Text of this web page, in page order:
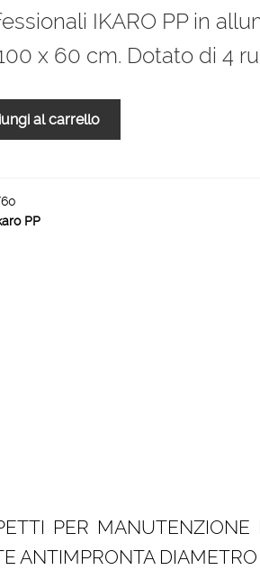
attuale
è:
IKARO PP in
x 60 cm. Dotato di 4
al carrello
PP
PER
ANTIMPRONTA